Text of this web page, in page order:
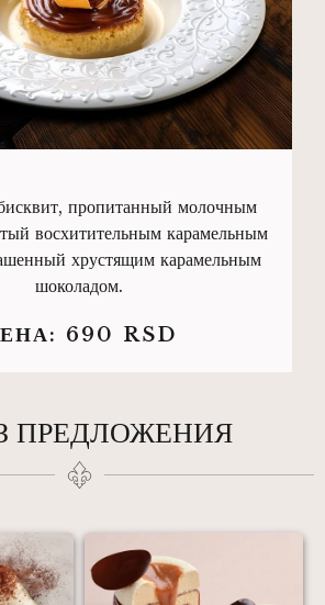
пропитанный молочным
восхитительным карамельным
хрустящим карамельным
шоколадом.
690 RSD
ПРЕДЛОЖЕНИЯ